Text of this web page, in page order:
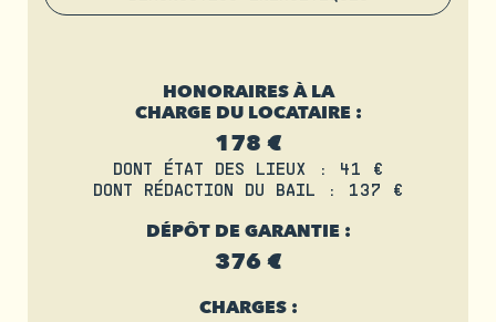
HONORAIRES À LA
CHARGE DU LOCATAIRE :
178 €
DONT ÉTAT DES LIEUX : 41 €
DONT RÉDACTION DU BAIL : 137 €
DÉPÔT DE GARANTIE :
376 €
CHARGES :